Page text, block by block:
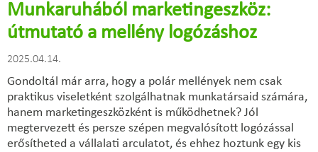
Munkaruhából marketingeszköz:
útmutató a mellény logózáshoz
2025.04.14.
Gondoltál már arra, hogy a polár mellények nem csak
praktikus viseletként szolgálhatnak munkatársaid számára,
hanem marketingeszközként is működhetnek? Jól
megtervezett és persze szépen megvalósított logózással
erősítheted a vállalati arculatot, és ehhez hoztunk egy kis